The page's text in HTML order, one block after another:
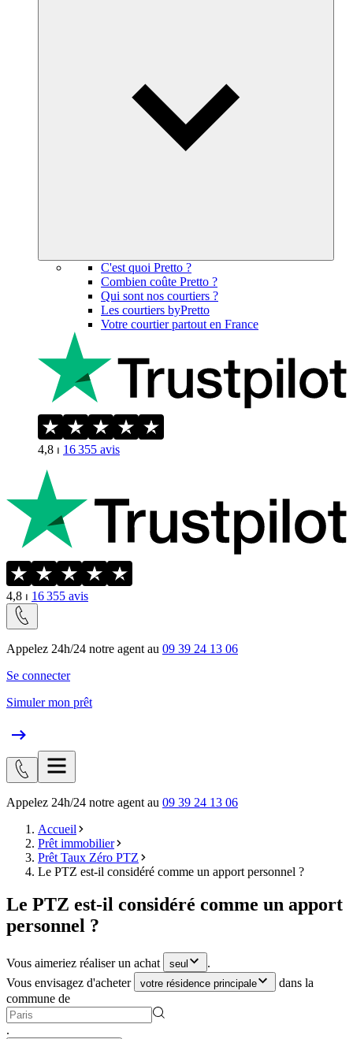
C'est quoi Pretto ?
Combien coûte Pretto ?
Qui sont nos courtiers ?
Les courtiers byPretto
Votre courtier partout en France
4,8 ⏐ 16 355 avis
4,8 ⏐ 16 355 avis
Appelez 24h/24 notre agent au 09 39 24 13 06
Se connecter
Simuler mon prêt
Appelez 24h/24 notre agent au 09 39 24 13 06
Accueil
Prêt immobilier
Prêt Taux Zéro PTZ
Le PTZ est-il considéré comme un apport personnel ?
Le PTZ est-il considéré comme un apport
personnel ?
Vous aimeriez réaliser un achat seul
.
Vous envisagez d'acheter
votre résidence principale
dans la
commune de
.